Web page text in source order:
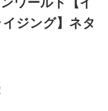
ジング】ネタ